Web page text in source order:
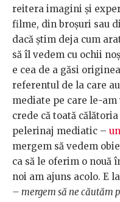
reitera imagini și
filme, din broșuri sau
dacă știm deja cum
să îl vedem cu ochii
e cea de a găsi
referentul de la care
mediate pe care le-am
crede că toată
pelerinaj mediatic –
mergem să vedem
ca să le oferim o nouă
noi am ajuns acolo. E
– mergem să ne căutăm